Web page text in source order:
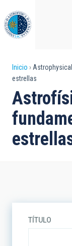
al
contenido
principal
enlaces
de
ayuda
a
Inicio Astrophysical
estrellas
TÍTULO